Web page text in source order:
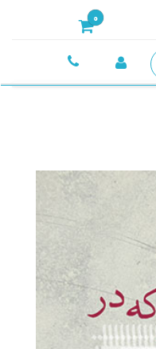
0